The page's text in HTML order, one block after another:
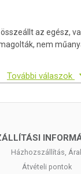
az egész,
nem
További válaszok
Házhozszállítás,
Átvételi pontok